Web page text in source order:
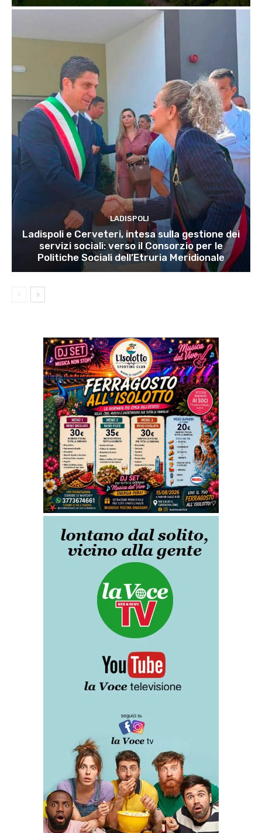
LADISPOLI
Ladispoli e Cerveteri, intesa sulla gestione dei
servizi sociali: verso il Consorzio per le
Politiche Sociali dell’Etruria Meridionale